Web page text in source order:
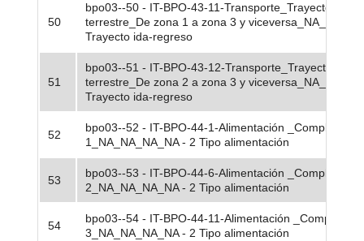
50
bpo03--50 - IT-BPO-43-11-Transporte_Trayecto ida-
terrestre_De zona 1 a zona 3 y
Trayecto ida-regreso
51
bpo03--51 - IT-BPO-43-12-Transporte_Trayecto ida-
terrestre_De zona 2 a zona 3 y
Trayecto ida-regreso
52
bpo03--52 - IT-BPO-44-1-Alimentación
1_NA_NA_NA_NA - 2 Tipo alimentación
53
bpo03--53 - IT-BPO-44-6-Alimentación
2_NA_NA_NA_NA - 2 Tipo alimentación
54
bpo03--54 - IT-BPO-44-11-Alimentación
3_NA_NA_NA_NA - 2 Tipo alimentación